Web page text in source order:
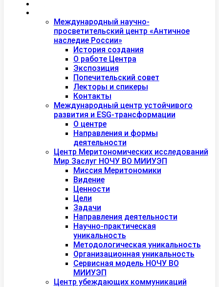
Международный научно-
просветительский центр «Античное
наследие России»
История создания
О работе Центра
Экспозиция
Попечительский совет
Лекторы и спикеры
Контакты
Международный центр устойчивого
развития и ESG-трансформации
О центре
Направления и формы
деятельности
Центр Меритономических исследований
Мир Заслуг НОЧУ ВО МИИУЭП
Миссия Меритономики
Видение
Ценности
Цели
Задачи
Направления деятельности
Научно-практическая
уникальность
Методологическая уникальность
Организационная уникальность
Сервисная модель НОЧУ ВО
МИИУЭП
Центр убеждающих коммуникаций